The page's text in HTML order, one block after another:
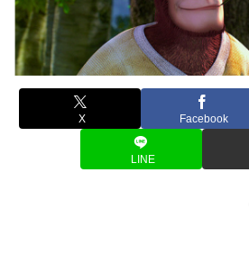
X Facebook
LINE